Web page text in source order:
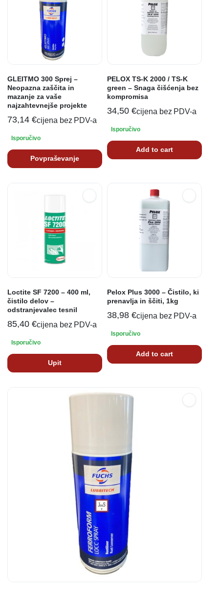
GLEITMO 300 Sprej –
Neopazna zaščita in
mazanje za vaše
najzahtevnejše projekte
73,14 €cijena bez PDV-a
Isporučivo
Povpraševanje
PELOX TS-K 2000 / TS-K
green – Snaga čišćenja bez
kompromisa
34,50 €cijena bez PDV-a
Isporučivo
Add to cart
Loctite SF 7200 – 400 ml,
čistilo delov –
odstranjevalec tesnil
85,40 €cijena bez PDV-a
Isporučivo
Upit
Pelox Plus 3000 – Čistilo, ki
prenavlja in ščiti, 1kg
38,98 €cijena bez PDV-a
Isporučivo
Add to cart